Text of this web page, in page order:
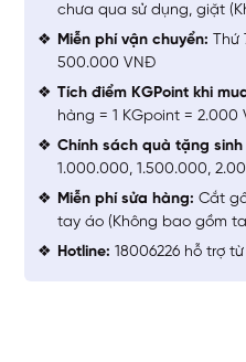
chưa qua sử dụng, giặt
Miễn phí vận chuyển: Thứ
500.000 VNĐ
Tích điểm KGPoint khi
hàng = 1 KGpoint = 2.000
Chính sách quà tặng sinh
1.000.000, 1.500.000,
Miễn phí sửa hàng: Cắt
tay áo (Không bao gồm
Hotline: 18006226 hỗ trợ